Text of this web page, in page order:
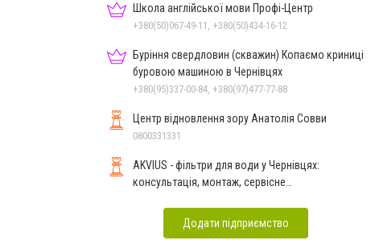
Школа англійської мови Профі-Центр
+380(50)067-49-11, +380(50)434-16-12
Буріння свердловин (скважин) Копаємо криниці
буровою машиною в Чернівцях
+380(95)337-00-84, +380(97)477-77-88
Центр відновлення зору Анатолія Совви
0800331331
AKVIUS - фільтри для води у Чернівцях:
консультація, монтаж, сервісне
Додати підприємство